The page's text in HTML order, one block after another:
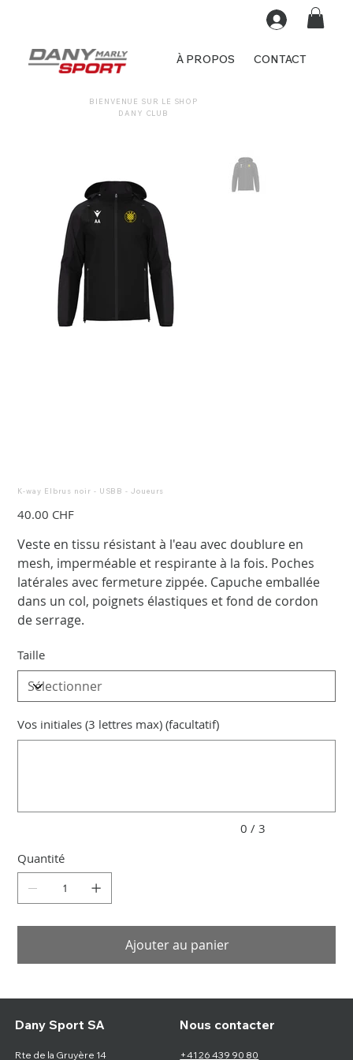
DANY CLUB
BIENVENUE SUR LE SHOP
À PROPOS CONTACT
K-way Elbrus noir - USBB - Joueurs
40.00 CHF
Veste en tissu résistant à l'eau avec doublure en
mesh, imperméable et respirante à la fois. Poches
latérales avec fermeture zippée. Capuche emballée
dans un col, poignets élastiques et fond de cordon
de serrage.
Taille
Vos initiales (3 lettres max) (facultatif)
0 / 3
Quantité
Ajouter au panier
Dany Sport SA
Rte de la Gruyère 14
Nous contacter
+41 26 439 90 80